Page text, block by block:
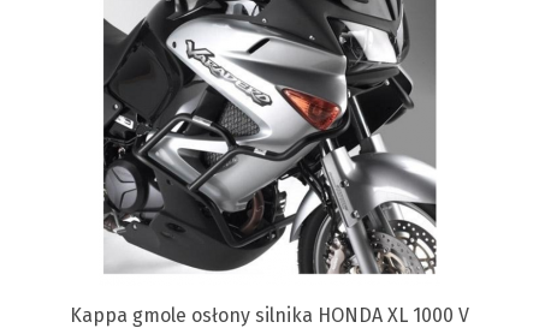
Kappa gmole osłony silnika HONDA XL 1000 V